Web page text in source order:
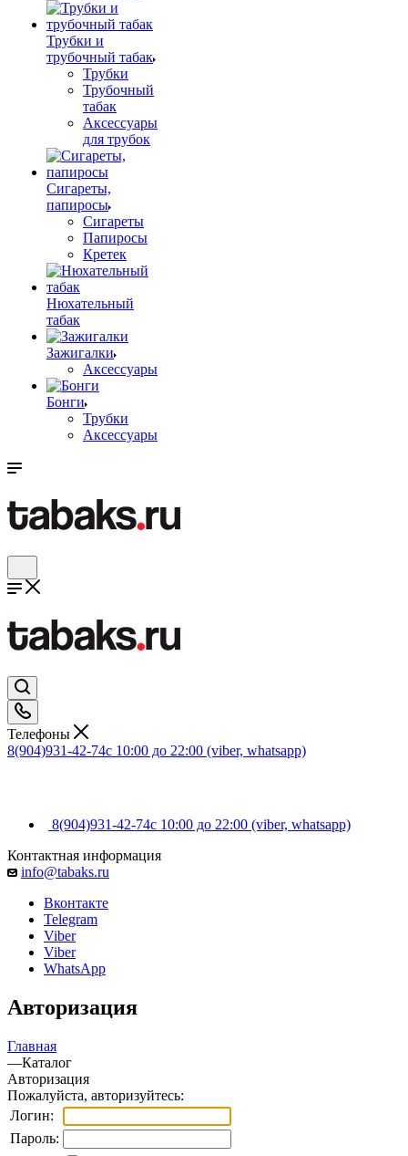
Трубки и
трубочный табак
Трубки
Трубочный
табак
Аксессуары
для трубок
Сигареты,
папиросы
Сигареты
Папиросы
Кретек
Нюхательный
табак
Зажигалки
Аксессуары
Бонги
Трубки
Аксессуары
Телефоны
8(904)931-42-74с 10:00 до 22:00 (viber, whatsapp)
8(904)931-42-74с 10:00 до 22:00 (viber, whatsapp)
Контактная информация
info@tabaks.ru
Вконтакте
Telegram
Viber
Viber
WhatsApp
Авторизация
Главная
—Каталог
Авторизация
Пожалуйста, авторизуйтесь:
Логин:
Пароль: